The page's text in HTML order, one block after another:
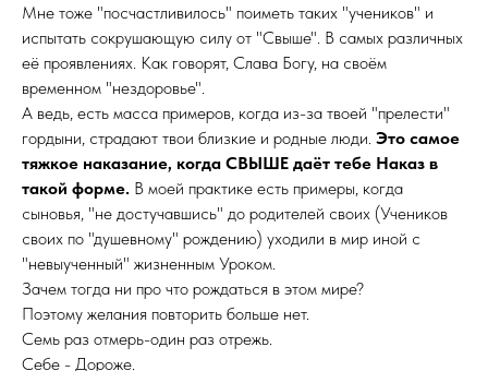
Мне тоже "посчастливилось" поиметь таких "учеников" и
испытать сокрушающую силу от "Свыше". В самых различных
её проявлениях. Как говорят, Слава Богу, на своём
временном "нездоровье".
А ведь, есть масса примеров, когда из-за твоей "прелести"
гордыни, страдают твои близкие и родные люди. Это самое
тяжкое наказание, когда СВЫШЕ даёт тебе Наказ в
такой форме. В моей практике есть примеры, когда
сыновья, "не достучавшись" до родителей своих (Учеников
своих по "душевному" рождению) уходили в мир иной с
"невыученный" жизненным Уроком.
Зачем тогда ни про что рождаться в этом мире?
Поэтому желания повторить больше нет.
Семь раз отмерь-один раз отрежь.
Себе - Дороже.